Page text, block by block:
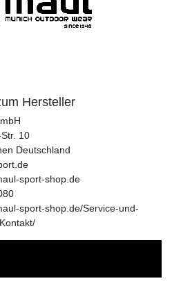
Hersteller
10
Deutschland
sport-shop.de
sport-shop.de/Service-und-